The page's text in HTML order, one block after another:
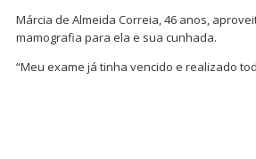
Márcia de Almeida Correia, 46 anos,
mamografia para ela e sua cunhada.
“Meu exame já tinha vencido e realizado